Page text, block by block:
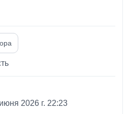
2026 г. 22:23